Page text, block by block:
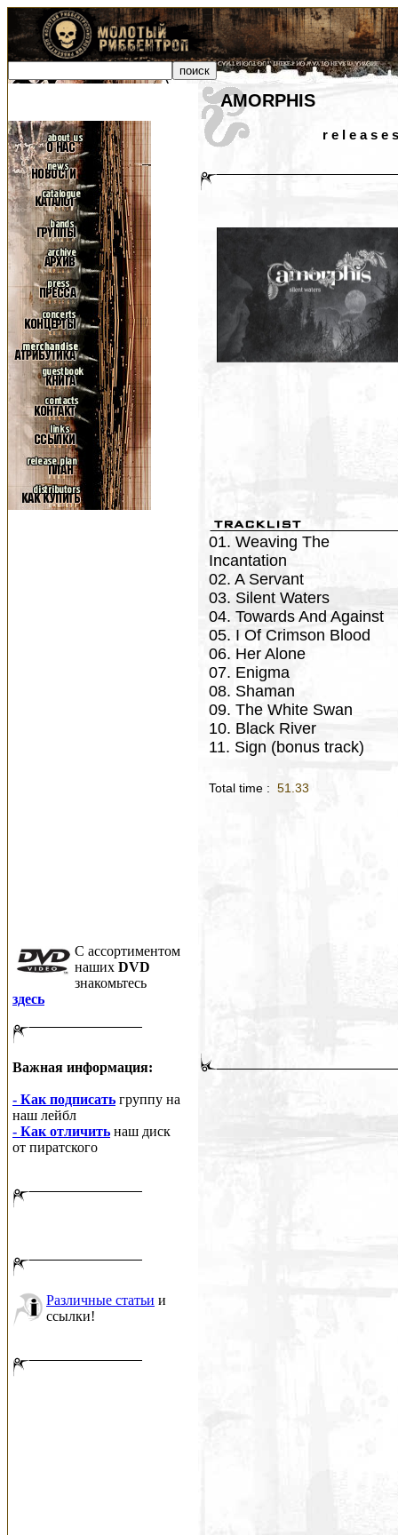
C ассортиментом
наших DVD
знакомьтесь
здесь
Важная информация:
- Как подписать группу на
наш лейбл
- Как отличить наш диск
от пиратского
Различные статьи и
ссылки!
AMORPHIS
r e l e a s e s
01. Weaving The
Incantation
02. A Servant
03. Silent Waters
04. Towards And Against
05. I Of Crimson Blood
06. Her Alone
07. Enigma
08. Shaman
09. The White Swan
10. Black River
11. Sign (bonus track)
Total time : 51.33